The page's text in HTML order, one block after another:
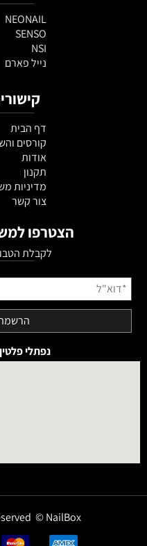
NEONAIL
SENSO
NSI
נייל פארם
דף הבית
קורסים
אודות
תקנון
מדיניות
צור קשר
הצטרפו
לקבלת
נפתלי פלטין 3, ראשון לציון
All Rights Reserved © NailBox | ניילבוקס